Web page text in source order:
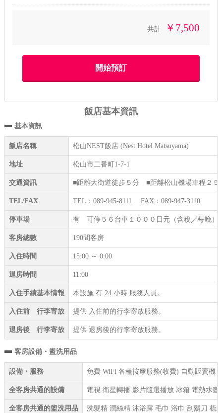
共計 ￥7,500
飯店基本資訊
基本資訊
飯店名稱 松山NEST飯店 (Nest Hotel Matsuyama)
地址 松山市二番町1-7-1
交通資訊 ■距離大街道徒步５分 ■距離松山機場車程２
TEL/FAX TEL：089-945-8111 FAX：089-947-3110
停車場 有 可停５６台車１０００日元（含稅／每晚
客房總數 190間客房
入住時間 15:00 ～ 0:00
退房時間 11:00
入住手續基本情報 本設施 有 24 小時 服務人員。
入住前 行李寄放 提供 入住前的行李寄放服務。
退房後 行李寄放 提供 退房後的行李寄放服務。
客房設備・盥洗用品
設備・服務 免費 WiFi 各種按摩服務(收費) 自動販賣機
全客房共通的設備 電視 衛星轉播 影片隨選播放 冰箱 電熱水
全客房共通的盥洗用品 洗髮精 潤絲精 沐浴露 毛巾 浴巾 刮鬍刀 梳